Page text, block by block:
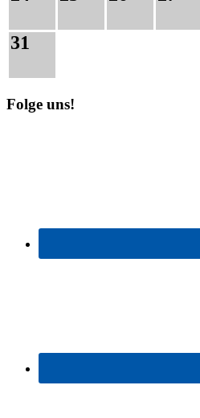
31
Folge uns!